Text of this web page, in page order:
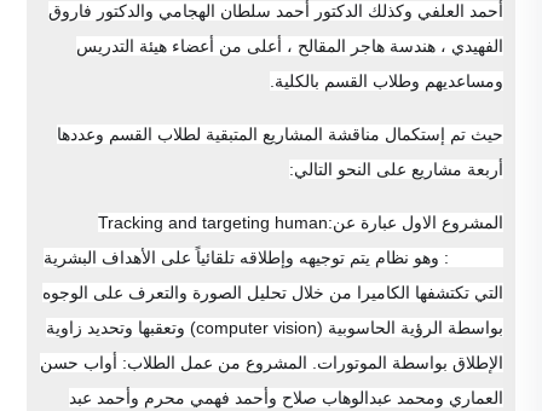
أحمد العلفي وكذلك الدكتور أحمد سلطان الهجامي والدكتور فاروق
الفهيدي ، هندسة هاجر المقالح ، أعلى من أعضاء هيئة التدريس
ومساعديهم وطلاب القسم بالكلية
حيث تم إستكمال مناقشة المشاريع المتبقية لطلاب القسم وعددها
أربعة مشاريع على النحو التالي:
المشروع الاول عبارة عن:Tracking and targeting human
system: وهو نظام يتم توجيهه وإطلاقه تلقائياً على الأهداف البشرية
التي تكتشفها الكاميرا من خلال تحليل الصورة والتعرف على الوجوه
بواسطة الرؤية الحاسوبية (computer vision) وتعقبها وتحديد زاوية
الإطلاق بواسطة الموتورات. المشروع من عمل الطلاب: أواب حسن
العماري ومحمد عبدالوهاب صلاح وأحمد فهمي محرم وأحمد عبد